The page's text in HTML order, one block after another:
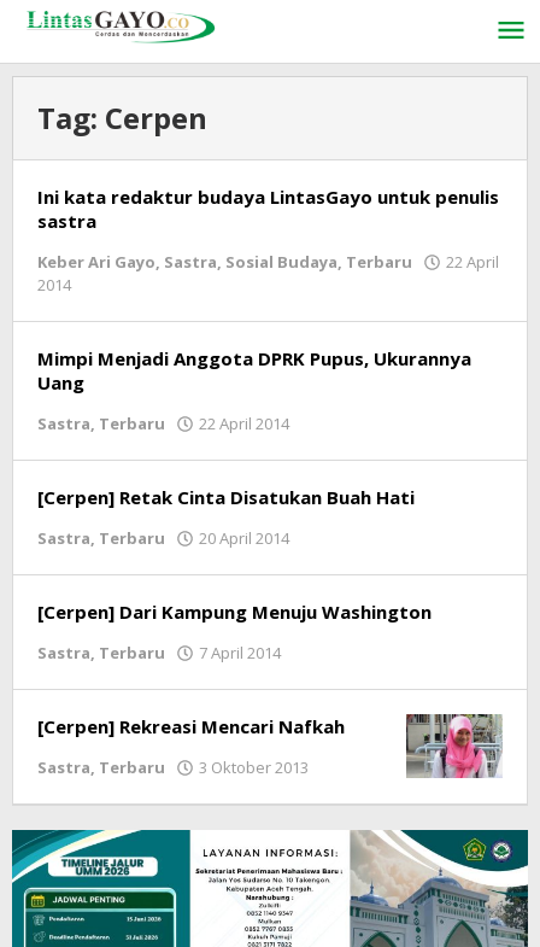
Lewati
konten
Tag: Cerpen
Ini kata redaktur budaya LintasGayo untuk penulis
sastra
Keber Ari Gayo, Sastra, Sosial Budaya, Terbaru
22 April
2014
Mimpi Menjadi Anggota DPRK Pupus, Ukurannya
Uang
Sastra, Terbaru 22 April 2014
[Cerpen] Retak Cinta Disatukan Buah Hati
Sastra, Terbaru 20 April 2014
[Cerpen] Dari Kampung Menuju Washington
Sastra, Terbaru 7 April 2014
[Cerpen] Rekreasi Mencari Nafkah
Sastra, Terbaru 3 Oktober 2013